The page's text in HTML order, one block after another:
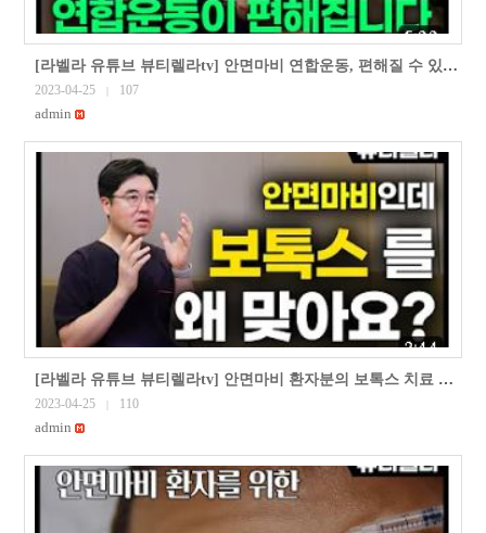
[라벨라 유튜브 뷰티렐라tv] 안면마비 연합운동, 편해질 수 있습니다(안면마비 보톡스 치료 3부)
2023-04-25 107
admin
[라벨라 유튜브 뷰티렐라tv] 안면마비 환자분의 보톡스 치료 사례 (안면마비 보톡스 치료2부)
2023-04-25 110
admin